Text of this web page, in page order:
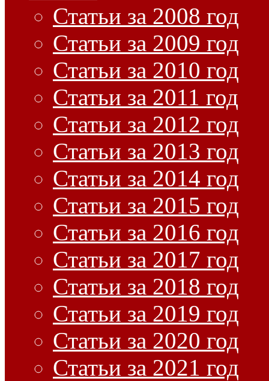
Статьи за 2008 год
Статьи за 2009 год
Статьи за 2010 год
Статьи за 2011 год
Статьи за 2012 год
Статьи за 2013 год
Статьи за 2014 год
Статьи за 2015 год
Статьи за 2016 год
Статьи за 2017 год
Статьи за 2018 год
Статьи за 2019 год
Статьи за 2020 год
Статьи за 2021 год